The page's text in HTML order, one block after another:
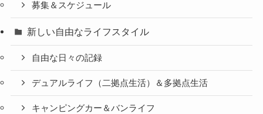
募集＆スケジュール
新しい自由なライフスタイル
自由な日々の記録
デュアルライフ（二拠点生活）＆多拠点生活
キャンピングカー＆バンライフ